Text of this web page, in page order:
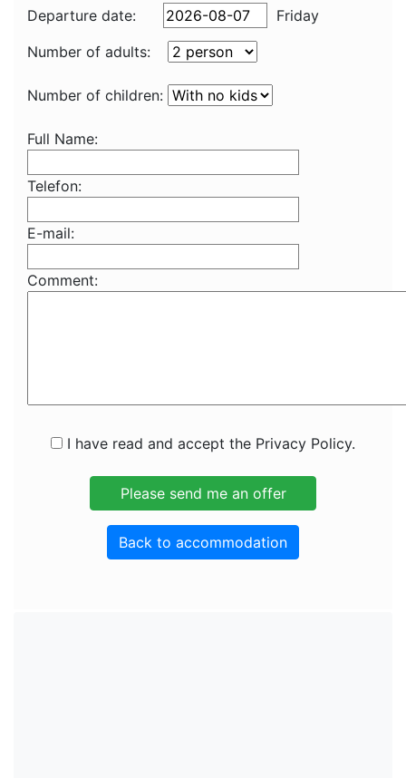
Departure date:
Friday
Number of adults:
Number of children:
Full Name:
Telefon:
E-mail:
Comment:
I have read and accept the Privacy Policy.
Back to accommodation